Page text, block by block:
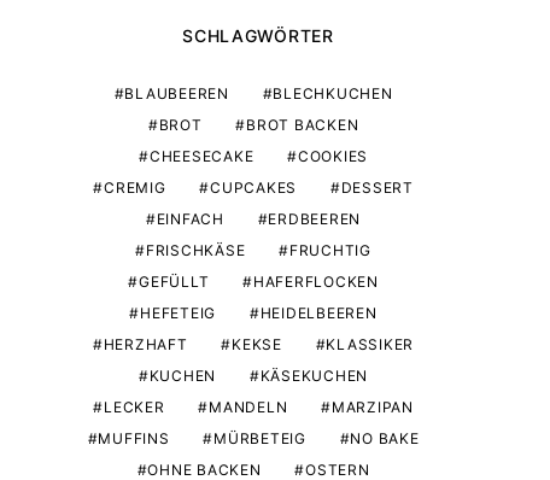
SCHLAGWÖRTER
BLAUBEEREN
BLECHKUCHEN
BROT
BROT BACKEN
CHEESECAKE
COOKIES
CREMIG
CUPCAKES
DESSERT
EINFACH
ERDBEEREN
FRISCHKÄSE
FRUCHTIG
GEFÜLLT
HAFERFLOCKEN
HEFETEIG
HEIDELBEEREN
HERZHAFT
KEKSE
KLASSIKER
KUCHEN
KÄSEKUCHEN
LECKER
MANDELN
MARZIPAN
MUFFINS
MÜRBETEIG
NO BAKE
OHNE BACKEN
OSTERN